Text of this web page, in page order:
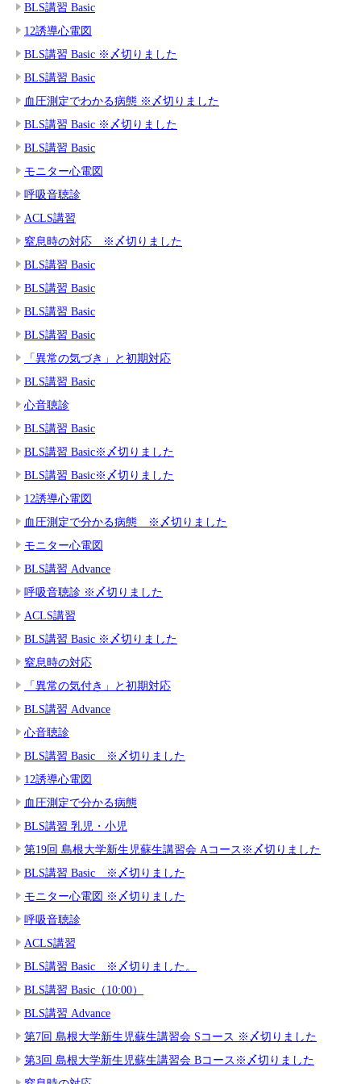
BLS講習 Basic
12誘導心電図
BLS講習 Basic ※〆切りました
BLS講習 Basic
血圧測定でわかる病態 ※〆切りました
BLS講習 Basic ※〆切りました
BLS講習 Basic
モニター心電図
呼吸音聴診
ACLS講習
窒息時の対応 ※〆切りました
BLS講習 Basic
BLS講習 Basic
BLS講習 Basic
BLS講習 Basic
「異常の気づき」と初期対応
BLS講習 Basic
心音聴診
BLS講習 Basic
BLS講習 Basic※〆切りました
BLS講習 Basic※〆切りました
12誘導心電図
血圧測定で分かる病態 ※〆切りました
モニター心電図
BLS講習 Advance
呼吸音聴診 ※〆切りました
ACLS講習
BLS講習 Basic ※〆切りました
窒息時の対応
「異常の気付き」と初期対応
BLS講習 Advance
心音聴診
BLS講習 Basic ※〆切りました
12誘導心電図
血圧測定で分かる病態
BLS講習 乳児・小児
第19回 島根大学新生児蘇生講習会 Aコース※〆切りました
BLS講習 Basic ※〆切りました
モニター心電図 ※〆切りました
呼吸音聴診
ACLS講習
BLS講習 Basic ※〆切りました。
BLS講習 Basic（10:00）
BLS講習 Advance
第7回 島根大学新生児蘇生講習会 Sコース ※〆切りました
第3回 島根大学新生児蘇生講習会 Bコース※〆切りました